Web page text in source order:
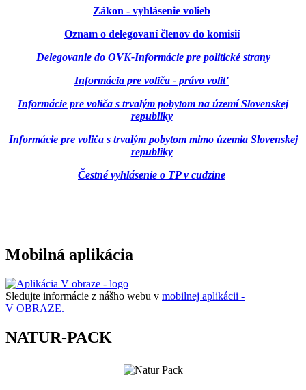
Zákon - vyhlásenie volieb
Oznam o delegovaní členov do komisií
Delegovanie do OVK-Informácie pre politické strany
Informácia pre voliča - právo voliť
Informácie pre voliča s trvalým pobytom na území Slovenskej
republiky
Informácie pre voliča s trvalým pobytom mimo územia Slovenskej
republiky
Čestné vyhlásenie o TP v cudzine
Mobilná aplikácia
Sledujte informácie z nášho webu v mobilnej aplikácii -
V OBRAZE.
NATUR-PACK